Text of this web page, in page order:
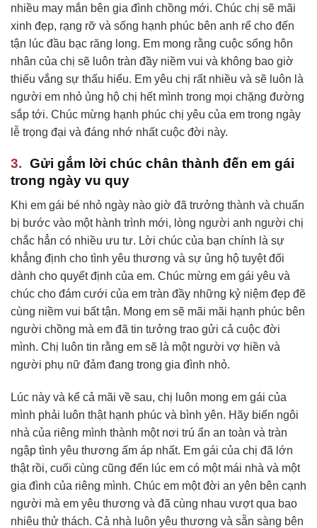
nhiều may mắn bên gia đình chồng mới. Chúc chị sẽ mãi
xinh đẹp, rạng rỡ và sống hạnh phúc bên anh rể cho đến
tận lúc đầu bạc răng long. Em mong rằng cuộc sống hôn
nhân của chị sẽ luôn tràn đầy niềm vui và không bao giờ
thiếu vắng sự thấu hiểu. Em yêu chị rất nhiều và sẽ luôn là
người em nhỏ ủng hộ chị hết mình trong mọi chặng đường
sắp tới. Chúc mừng hạnh phúc chị yêu của em trong ngày
lễ trọng đại và đáng nhớ nhất cuộc đời này.
Gửi gắm lời chúc chân thành đến em gái
trong ngày vu quy
Khi em gái bé nhỏ ngày nào giờ đã trưởng thành và chuẩn
bị bước vào một hành trình mới, lòng người anh người chị
chắc hẳn có nhiều ưu tư. Lời chúc của bạn chính là sự
khẳng định cho tình yêu thương và sự ủng hộ tuyệt đối
dành cho quyết định của em. Chúc mừng em gái yêu và
chúc cho đám cưới của em tràn đầy những kỷ niệm đẹp đẽ
cùng niềm vui bất tận. Mong em sẽ mãi mãi hạnh phúc bên
người chồng mà em đã tin tưởng trao gửi cả cuộc đời
mình. Chị luôn tin rằng em sẽ là một người vợ hiền và
người phụ nữ đảm đang trong gia đình nhỏ.
Lúc này và kể cả mãi về sau, chị luôn mong em gái của
mình phải luôn thật hạnh phúc và bình yên. Hãy biến ngôi
nhà của riêng mình thành một nơi trú ẩn an toàn và tràn
ngập tình yêu thương ấm áp nhất. Em gái của chị đã lớn
thật rồi, cuối cùng cũng đến lúc em có một mái nhà và một
gia đình của riêng mình. Chúc em một đời an yên bên cạnh
người mà em yêu thương và đã cùng nhau vượt qua bao
nhiêu thử thách. Cả nhà luôn yêu thương và sẵn sàng bên